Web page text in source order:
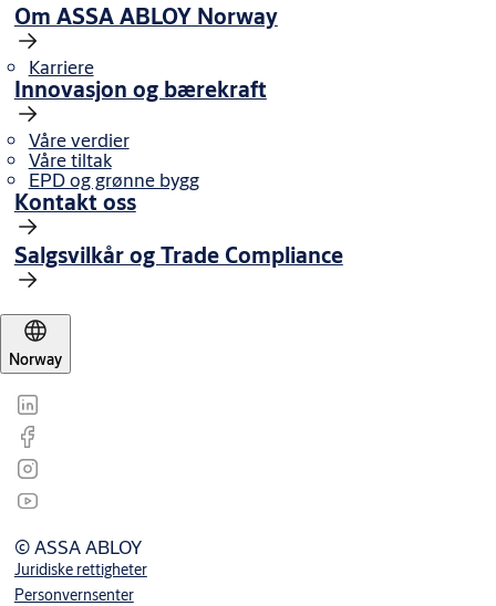
Om ASSA ABLOY Norway
Karriere
Innovasjon og bærekraft
Våre verdier
Våre tiltak
EPD og grønne bygg
Kontakt oss
Salgsvilkår og Trade Compliance
Norway
© ASSA ABLOY
Juridiske rettigheter
Personvernsenter